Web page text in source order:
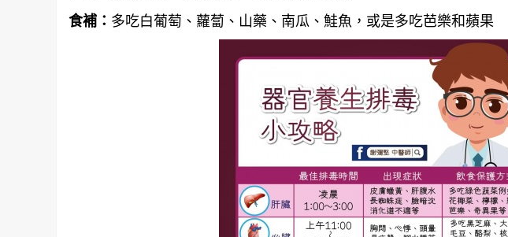
食補： 多吃白葡萄、蘿蔔、山藥、南瓜、鮭魚，或是多吃芭樂和蘋果